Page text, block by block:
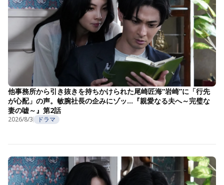
他事務所から引き抜きを持ちかけられた尾崎匠海“岩崎”に「行先
が心配」の声。敏腕社長の企みにゾッ…『親愛なる夫へ～完璧な
妻の嘘～』第2話
2026/8/3 ドラマ